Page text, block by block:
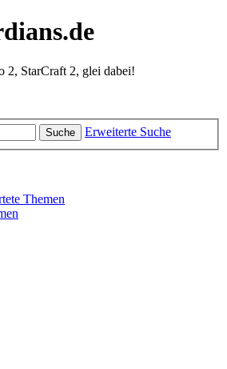
2, StarCraft 2, glei dabei!
Suche Erweiterte Suche
Themen